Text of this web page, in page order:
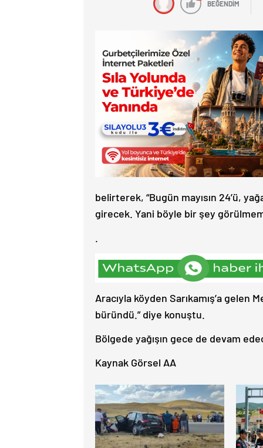
BEĞENDİM
belirterek, “Bugün mayısın 24’ü,
girecek. Yani böyle bir şey
.
Aracıyla köyden Sarıkamış’a gelen
büründü.” diye konuştu.
Bölgede yağışın gece de devam
Kaynak Görsel AA